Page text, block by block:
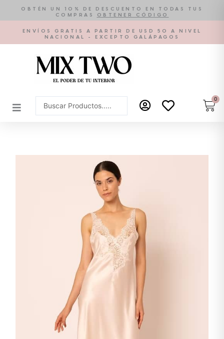
contenido
OBTÉN UN 10% DE DESCUENTO EN TODAS TUS
COMPRAS
OBTENER CÓDIGO
ENVÍOS GRATIS A PARTIR DE USD 50 A NIVEL
NACIONAL - EXCEPTO GALÁPAGOS
Search
...
0